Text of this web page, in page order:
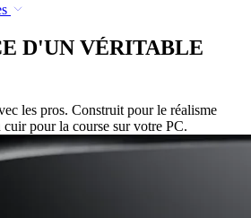
D'UN VÉRITABLE
les pros. Construit pour le réalisme
pour la course sur votre PC.